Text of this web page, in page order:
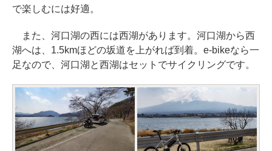
で楽しむには好適。
また、河口湖の西には西湖があります。河口湖から西
湖へは、1.5kmほどの坂道を上がれば到着。e-bikeなら一
足なので、河口湖と西湖はセットでサイクリングです。